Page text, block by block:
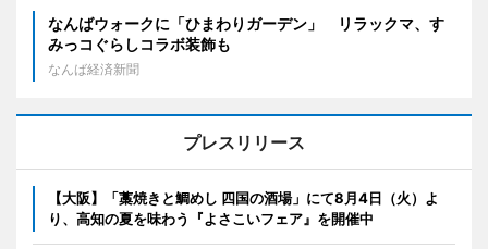
なんばウォークに「ひまわりガーデン」 リラックマ、す
みっコぐらしコラボ装飾も
なんば経済新聞
プレスリリース
【大阪】「藁焼きと鯛めし 四国の酒場」にて8月4日（火）よ
り、高知の夏を味わう『よさこいフェア』を開催中